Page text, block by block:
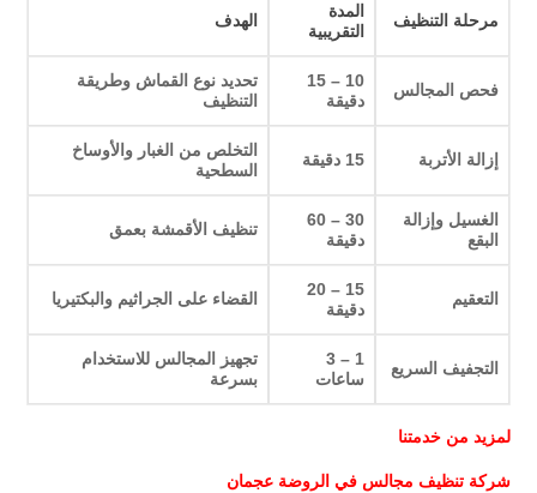
مرحلة التنظيف
المدة
التقريبية
الهدف
فحص المجالس
10 – 15
دقيقة
تحديد نوع القماش وطريقة
التنظيف
إزالة الأتربة 15 دقيقة
التخلص من الغبار والأوساخ
السطحية
الغسيل وإزالة
البقع
30 – 60
دقيقة
تنظيف الأقمشة بعمق
التعقيم
15 – 20
دقيقة
القضاء على الجراثيم والبكتيريا
التجفيف السريع
1 – 3
ساعات
تجهيز المجالس للاستخدام
بسرعة
لمزيد من خدمتنا
شركة تنظيف مجالس في الروضة عجمان